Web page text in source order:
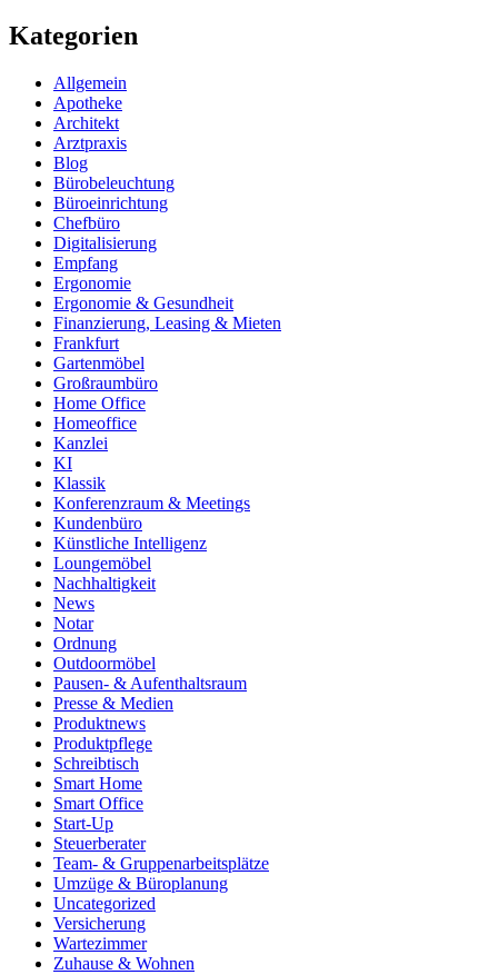
Kategorien
Allgemein
Apotheke
Architekt
Arztpraxis
Blog
Bürobeleuchtung
Büroeinrichtung
Chefbüro
Digitalisierung
Empfang
Ergonomie
Ergonomie & Gesundheit
Finanzierung, Leasing & Mieten
Frankfurt
Gartenmöbel
Großraumbüro
Home Office
Homeoffice
Kanzlei
KI
Klassik
Konferenzraum & Meetings
Kundenbüro
Künstliche Intelligenz
Loungemöbel
Nachhaltigkeit
News
Notar
Ordnung
Outdoormöbel
Pausen- & Aufenthaltsraum
Presse & Medien
Produktnews
Produktpflege
Schreibtisch
Smart Home
Smart Office
Start-Up
Steuerberater
Team- & Gruppenarbeitsplätze
Umzüge & Büroplanung
Uncategorized
Versicherung
Wartezimmer
Zuhause & Wohnen